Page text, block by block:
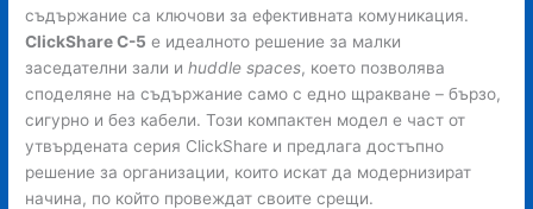
съдържание са ключови за ефективната комуникация.
ClickShare C-5 е идеалното решение за малки
заседателни зали иhuddle spaces, което позволява
споделяне на съдържание само с едно щракване – бързо,
сигурно и без кабели. Този компактен модел е част от
утвърдената серия ClickShare и предлага достъпно
решение за организации, които искат да модернизират
начина, по който провеждат своите срещи.